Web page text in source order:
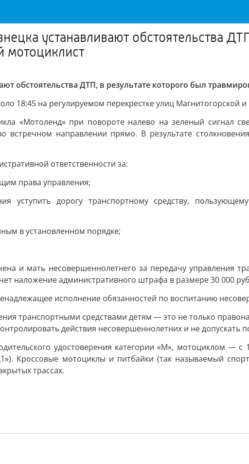
устанавливают обстоятельства
мотоциклист
обстоятельства ДТП, в результате которого был
18:45 на регулируемом перекрестке улиц Магнитогорской
«Мотоленд» при повороте налево на зеленый сигнал
направлении прямо. В результате
ответственности за:
права управления;
уступить дорогу транспортному средству,
в установленном порядке;
и мать несовершеннолетнего за передачу управления
наложение административного штрафа в размере 30 000
исполнение обязанностей по воспитанию
транспортными средствами детям — это не только
действия несовершеннолетних и не допускать
удостоверения категории «М», мотоциклом — с
Кроссовые мотоциклы и питбайки (так называемый
трассах.